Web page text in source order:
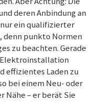
deren Anbindung an
ein qualifizierter
punkto Normen
zu beachten. Gerade
Elektroinstallation
effizientes Laden zu
bei einem Neu- oder
Nähe – er berät Sie